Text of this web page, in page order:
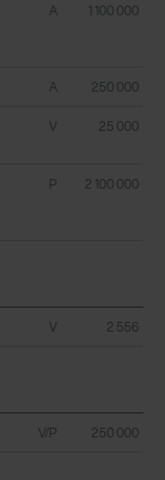
A 1 100 000
A 250 000
V 25 000
P 2 100 000
V 2 556
V/P 250 000